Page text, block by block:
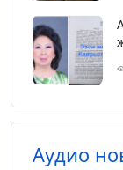
Аудио